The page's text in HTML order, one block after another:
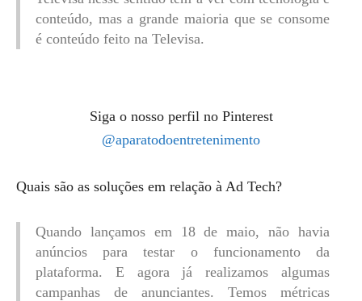
conteúdo, mas a grande maioria que se consome
é conteúdo feito na Televisa.
Siga o nosso perfil no Pinterest
@aparatodoentretenimento
Quais são as soluções em relação à Ad Tech?
Quando lançamos em 18 de maio, não havia
anúncios para testar o funcionamento da
plataforma. E agora já realizamos algumas
campanhas de anunciantes. Temos métricas